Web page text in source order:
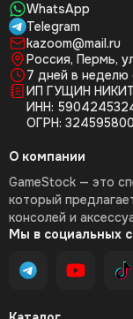
WhatsApp
Telegram
kazoom@mail.ru
Россия, Пермь,
7 дней в неделю
ИП ГУЩИН
ИНН:
ОГРН:
О компании
GameStock — это
который
консолей и
Мы в социальных